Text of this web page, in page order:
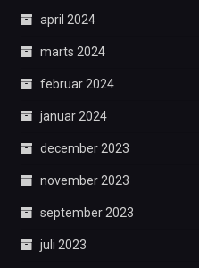
april 2024
marts 2024
februar 2024
januar 2024
december 2023
november 2023
september 2023
juli 2023